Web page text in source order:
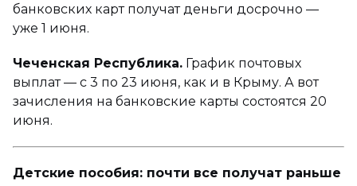
банковских карт получат деньги досрочно —
уже 1 июня.
Чеченская Республика. График почтовых
выплат — с 3 по 23 июня, как и в Крыму. А вот
зачисления на банковские карты состоятся 20
июня.
Детские пособия: почти все получат раньше